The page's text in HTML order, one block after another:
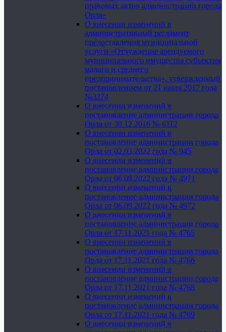
правовых актов администрации города
Орла»
О внесении изменений в
административный регламент
предоставления муниципальной
услуги «Отчуждение арендуемого
муниципального имущества субъектам
малого и среднего
предпринимательства», утвержденный
постановлением от 21 июля 2017 года
№3274
О внесении изменений в
постановление администрации города
Орла от 30.12.2016 № 6112
О внесении изменений в
постановление администрации города
Орла от 02.03.2022 года № 945
О внесении изменений в
постановление администрации города
Орла от 06.09.2022 года № 4971
О внесении изменений в
постановление администрации города
Орла от 06.09.2022 года № 4972
О внесении изменений в
постановление администрации города
Орла от 17.11.2021 года № 4765
О внесении изменений в
постановление администрации города
Орла от 17.11.2021 года № 4766
О внесении изменений в
постановление администрации города
Орла от 17.11.2021 года № 4768
О внесении изменений в
постановление администрации города
Орла от 17.11.2021 года № 4769
О внесении изменений в